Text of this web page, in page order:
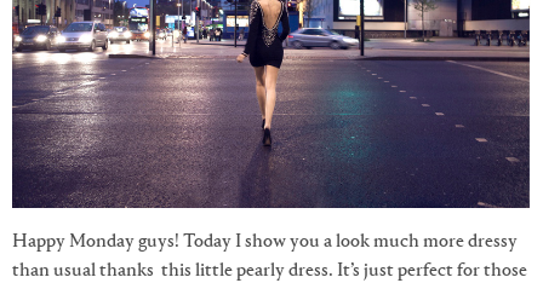
Happy Monday guys! Today I show you a look much more dressy
than usual thanks this little pearly dress. It’s just perfect for those